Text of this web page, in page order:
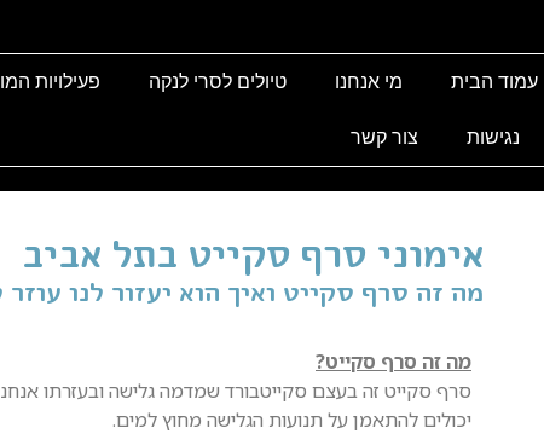
עמוד הבית מי אנחנו טיולים לסרי לנקה פעילויות
נגישות צור קשר
אימוני סרף סקייט בתל אביב
‏מה זה סרף סקייט ואיך הוא יעזור לנו
‏מה זה סרף סקייט?
סרף סקייט זה בעצם סקייטבורד שמדמה גלישה ובעזרתו
יכולים להתאמן על תנועות הגלישה מחוץ למים.